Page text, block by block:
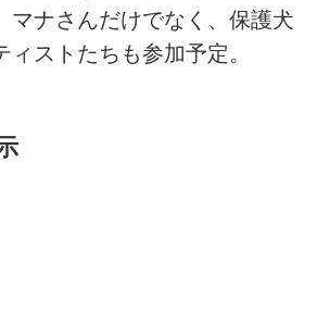
マナさんだけでなく、保護犬
ィストたちも参加予定。